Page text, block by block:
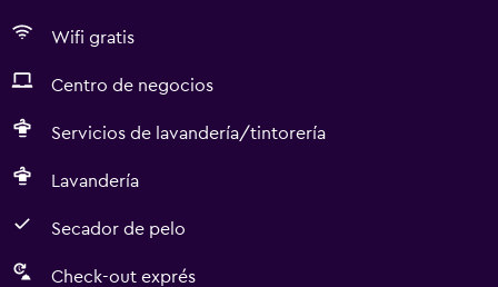
Wifi gratis
Centro de negocios
Servicios de lavandería/tintorería
Lavandería
Secador de pelo
Check-out exprés